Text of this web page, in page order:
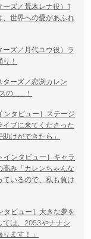
ーズ／荒木レナ役）1
、世界への愛があふれ
ーズ／月代ユウ役）ラ
！
ターズ／恋渕カレン
の……！
ンタビュー］ステージ
ブに来てくださった
けができたら」
ンタビュー］キャラ
み「カレンちゃんな
ているので、私も負け
ビュー］大きな夢を
ては、2053やナナシ
ます！」